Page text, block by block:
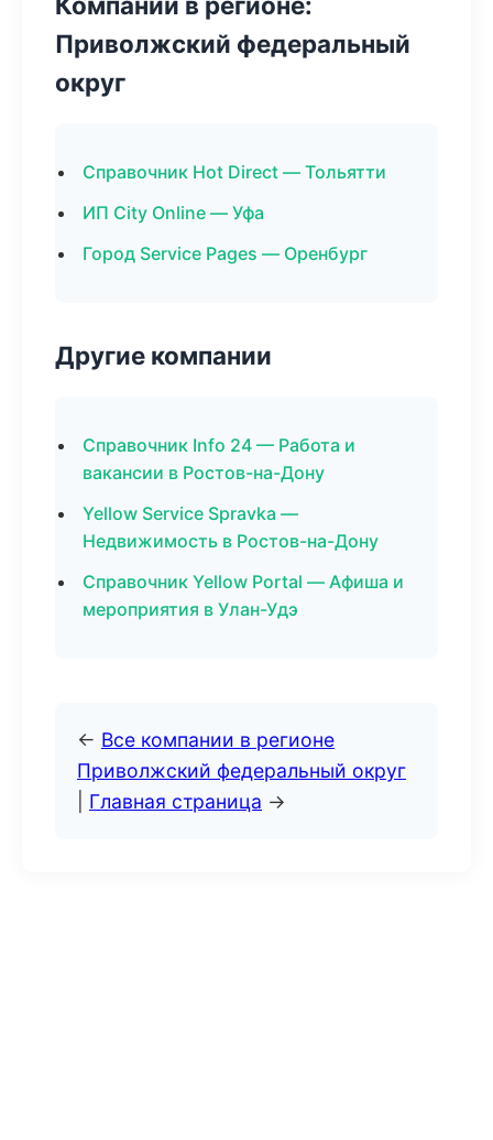
Приволжский федеральный
округ
Справочник Hot Direct — Тольятти
ИП City Online — Уфа
Город Service Pages — Оренбург
Другие компании
Справочник Info 24 — Работа и
вакансии в Ростов-на-Дону
Yellow Service Spravka —
Недвижимость в Ростов-на-Дону
Справочник Yellow Portal — Афиша и
мероприятия в Улан-Удэ
← Все компании в регионе
Приволжский федеральный округ
Главная страница →